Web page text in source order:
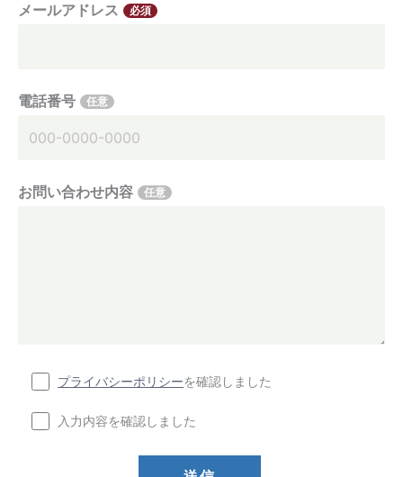
メールアドレス 必須
電話番号 任意
お問い合わせ内容 任意
プライバシーポリシーを確認しました
入力内容を確認しました